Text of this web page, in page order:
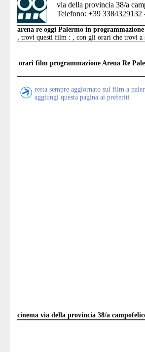
via della provincia 38/a
Telefono: +39 3384329132
arena re oggi Palermo in programmazione
, trovi questi film : , con gli orari che trovi a
orari film programmazione Arena Re
resta sempre aggiornato sui film a
aggiungi questa pagina ai preferiti
cinema via della provincia 38/a